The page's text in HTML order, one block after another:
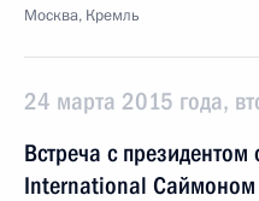
Москва, Кремль
24 марта 2015 года,
Встреча с
International Саймоном